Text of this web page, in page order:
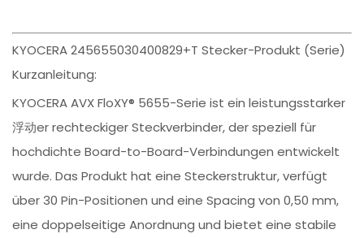
KYOCERA 245655030400829+T Stecker-Produkt (Serie)
Kurzanleitung:
KYOCERA AVX FloXY® 5655-Serie ist ein leistungsstarker
浮动er rechteckiger Steckverbinder, der speziell für
hochdichte Board-to-Board-Verbindungen entwickelt
wurde. Das Produkt hat eine Steckerstruktur, verfügt
über 30 Pin-Positionen und eine Spacing von 0,50 mm,
eine doppelseitige Anordnung und bietet eine stabile